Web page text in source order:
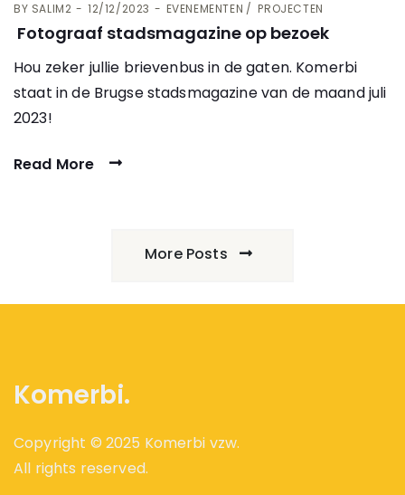
BY SALIM2 12/12/2023 EVENEMENTEN PROJECTEN
Fotograaf stadsmagazine op bezoek
Hou zeker jullie brievenbus in de gaten. Komerbi
staat in de Brugse stadsmagazine van de maand juli
2023!
Read More
More Posts
Komerbi.
Copyright © 2025 Komerbi vzw.
All rights reserved.